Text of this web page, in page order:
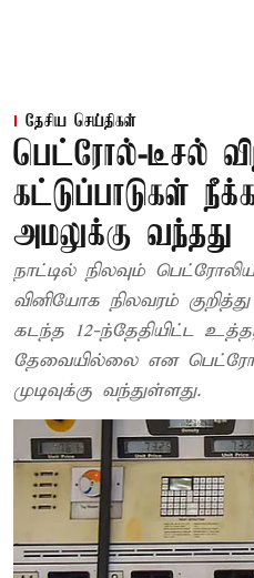
தேசிய செய்திகள்
பெட்ரோல்-டீசல்
கட்டுப்பாடுகள்
அமலுக்கு வந்தது
நாட்டில் நிலவும்
வினியோக நிலவரம்
கடந்த 12-ந்தேதியிட்ட
தேவையில்லை என
முடிவுக்கு வந்துள்ளது.